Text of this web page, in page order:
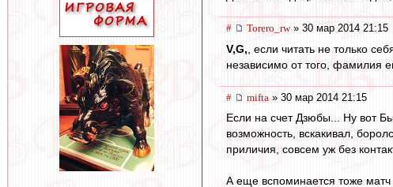
# Torero_rw» 30 мар 2014 21:15
V,G, , если читать не только
независимо от того, фамилия
# mifta » 30 мар 2014 21:15
Если на счет Дзюбы... Ну вот
возможность, вскакивал,
приличия, совсем уж без
А еще вспоминается тоже